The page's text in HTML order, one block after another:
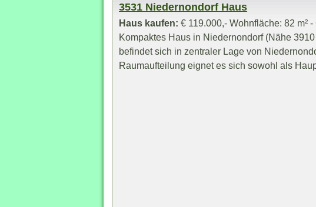
3531 Niedernondorf Haus
Haus kaufen: € 119.000,- Wohnfläche: 82 m² -
Kompaktes Haus in Niedernondorf (Nähe
befindet sich in zentraler Lage von
Raumaufteilung eignet es sich sowohl als